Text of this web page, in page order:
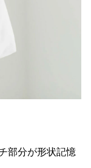
部分が形状記憶